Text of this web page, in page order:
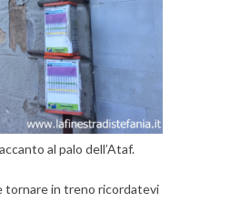
al palo dell’Ataf.
in treno ricordatevi